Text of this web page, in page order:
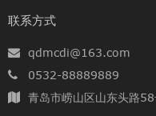
担；有的因父母远离家
失，忍受着孤独的苦痛
辛，勤奋好学，积极上
其困难，许多微小的愿望
书包，好想要一个可以
联系方式
qdmcdi@163.com
0532-88889889
青岛市崂山区山东头路